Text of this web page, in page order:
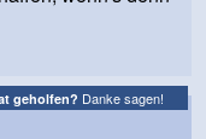
geholfen? Danke sagen!